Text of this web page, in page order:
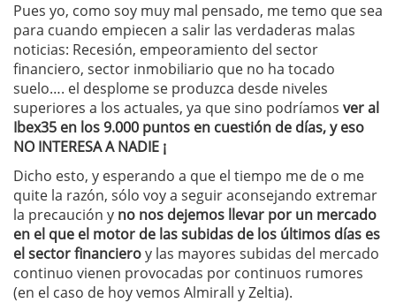
Pues yo, como soy muy mal pensado, me temo que sea
para cuando empiecen a salir las verdaderas malas
noticias: Recesión, empeoramiento del sector
financiero, sector inmobiliario que no ha tocado
suelo…. el desplome se produzca desde niveles
superiores a los actuales, ya que sino podríamos ver al
Ibex35 en los 9.000 puntos en cuestión de días, y eso
NO INTERESA A NADIE ¡
Dicho esto, y esperando a que el tiempo me de o me
quite la razón, sólo voy a seguir aconsejando extremar
la precaución y no nos dejemos llevar por un mercado
en el que el motor de las subidas de los últimos días es
el sector financieroy las mayores subidas del mercado
continuo vienen provocadas por continuos rumores
(en el caso de hoy vemos Almirall y Zeltia).